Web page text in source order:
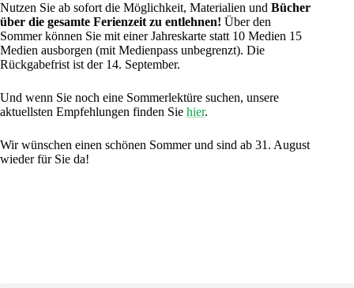
Nutzen Sie ab sofort die Möglichkeit, Materialien und Bücher
über die gesamte Ferienzeit zu entlehnen! Über den
Sommer können Sie mit einer Jahreskarte statt 10 Medien 15
Medien ausborgen (mit Medienpass unbegrenzt). Die
Rückgabefrist ist der 14. September.
Und wenn Sie noch eine Sommerlektüre suchen, unsere
aktuellsten Empfehlungen finden Sie hier.
Wir wünschen einen schönen Sommer und sind ab 31. August
wieder für Sie da!